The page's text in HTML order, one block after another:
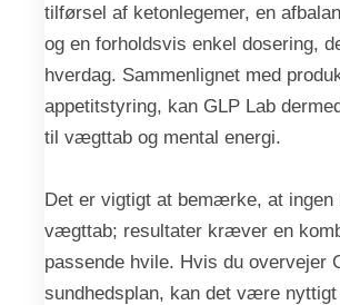
tilførsel af ketonlegemer, en
og en forholdsvis enkel dosering,
hverdag. Sammenlignet med
appetitstyring, kan GLP Lab
til vægttab og mental energi.
Det er vigtigt at bemærke, at
vægttab; resultater kræver en
passende hvile. Hvis du overvejer
sundhedsplan, kan det være